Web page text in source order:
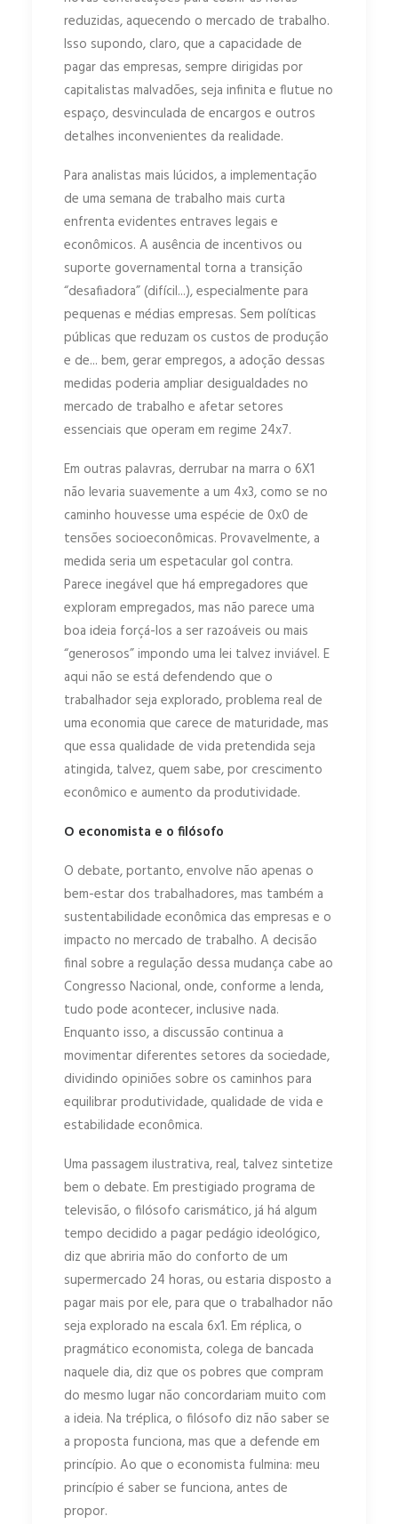
reduzidas, aquecendo o mercado de trabalho.
Isso supondo, claro, que a capacidade de
pagar das empresas, sempre dirigidas por
capitalistas malvadões, seja infinita e flutue no
espaço, desvinculada de encargos e outros
detalhes inconvenientes da realidade.
Para analistas mais lúcidos, a implementação
de uma semana de trabalho mais curta
enfrenta evidentes entraves legais e
econômicos. A ausência de incentivos ou
suporte governamental torna a transição
“desafiadora” (difícil...), especialmente para
pequenas e médias empresas. Sem políticas
públicas que reduzam os custos de produção
e de... bem, gerar empregos, a adoção dessas
medidas poderia ampliar desigualdades no
mercado de trabalho e afetar setores
essenciais que operam em regime 24x7.
Em outras palavras, derrubar na marra o 6X1
não levaria suavemente a um 4x3, como se no
caminho houvesse uma espécie de 0x0 de
tensões socioeconômicas. Provavelmente, a
medida seria um espetacular gol contra.
Parece inegável que há empregadores que
exploram empregados, mas não parece uma
boa ideia forçá-los a ser razoáveis ou mais
“generosos” impondo uma lei talvez inviável. E
aqui não se está defendendo que o
trabalhador seja explorado, problema real de
uma economia que carece de maturidade, mas
que essa qualidade de vida pretendida seja
atingida, talvez, quem sabe, por crescimento
econômico e aumento da produtividade.
O economista e o filósofo
O debate, portanto, envolve não apenas o
bem-estar dos trabalhadores, mas também a
sustentabilidade econômica das empresas e o
impacto no mercado de trabalho. A decisão
final sobre a regulação dessa mudança cabe ao
Congresso Nacional, onde, conforme a lenda,
tudo pode acontecer, inclusive nada.
Enquanto isso, a discussão continua a
movimentar diferentes setores da sociedade,
dividindo opiniões sobre os caminhos para
equilibrar produtividade, qualidade de vida e
estabilidade econômica.
Uma passagem ilustrativa, real, talvez sintetize
bem o debate. Em prestigiado programa de
televisão, o filósofo carismático, já há algum
tempo decidido a pagar pedágio ideológico,
diz que abriria mão do conforto de um
supermercado 24 horas, ou estaria disposto a
pagar mais por ele, para que o trabalhador não
seja explorado na escala 6x1. Em réplica, o
pragmático economista, colega de bancada
naquele dia, diz que os pobres que compram
do mesmo lugar não concordariam muito com
a ideia. Na tréplica, o filósofo diz não saber se
a proposta funciona, mas que a defende em
princípio. Ao que o economista fulmina: meu
princípio é saber se funciona, antes de
propor.